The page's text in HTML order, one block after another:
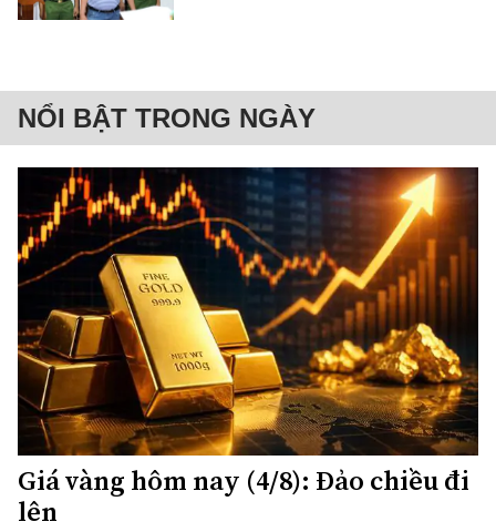
NỔI BẬT TRONG NGÀY
Giá vàng hôm nay (4/8): Đảo chiều đi
lên